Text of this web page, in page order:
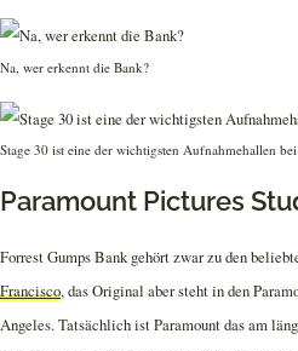
Na, wer erkennt die Bank?
Stage 30 ist eine der wichtigsten Aufnahmehallen
Paramount Pictures
Forrest Gumps Bank gehört zwar zu den
Francisco, das Original aber steht in den
Angeles. Tatsächlich ist Paramount das am